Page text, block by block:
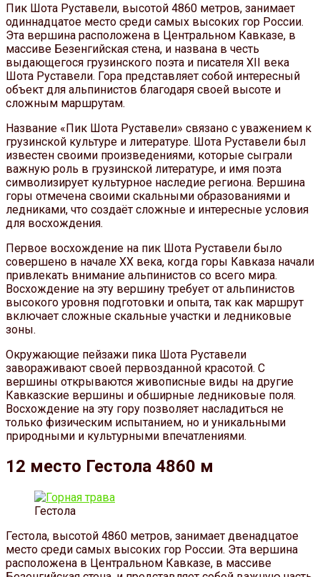
Пик Шота Руставели, высотой 4860 метров, занимает
одиннадцатое место среди самых высоких гор России.
Эта вершина расположена в Центральном Кавказе, в
массиве Безенгийская стена, и названа в честь
выдающегося грузинского поэта и писателя XII века
Шота Руставели. Гора представляет собой интересный
объект для альпинистов благодаря своей высоте и
сложным маршрутам.
Название «Пик Шота Руставели» связано с уважением к
грузинской культуре и литературе. Шота Руставели был
известен своими произведениями, которые сыграли
важную роль в грузинской литературе, и имя поэта
символизирует культурное наследие региона. Вершина
горы отмечена своими скальными образованиями и
ледниками, что создаёт сложные и интересные условия
для восхождения.
Первое восхождение на пик Шота Руставели было
совершено в начале XX века, когда горы Кавказа начали
привлекать внимание альпинистов со всего мира.
Восхождение на эту вершину требует от альпинистов
высокого уровня подготовки и опыта, так как маршрут
включает сложные скальные участки и ледниковые
зоны.
Окружающие пейзажи пика Шота Руставели
завораживают своей первозданной красотой. С
вершины открываются живописные виды на другие
Кавказские вершины и обширные ледниковые поля.
Восхождение на эту гору позволяет насладиться не
только физическим испытанием, но и уникальными
природными и культурными впечатлениями.
12 место Гестола 4860 м
Гестола
Гестола, высотой 4860 метров, занимает двенадцатое
место среди самых высоких гор России. Эта вершина
расположена в Центральном Кавказе, в массиве